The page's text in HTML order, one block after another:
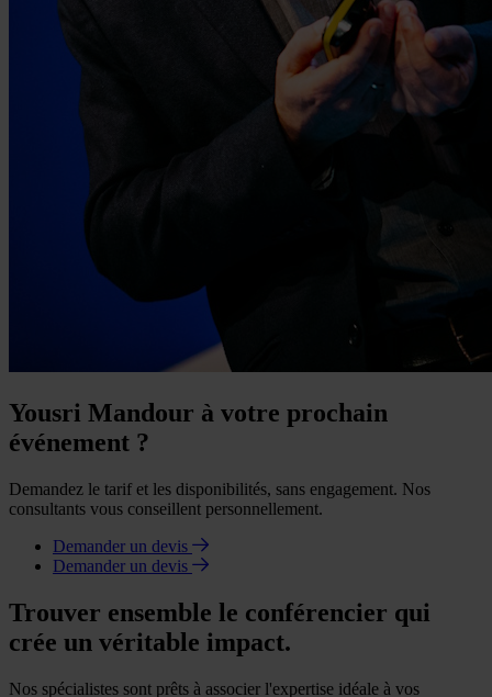
Yousri Mandour à votre prochain
événement ?
Demandez le tarif et les disponibilités, sans engagement. Nos
consultants vous conseillent personnellement.
Demander un devis
Demander un devis
Trouver ensemble le conférencier qui
crée un véritable impact.
Nos spécialistes sont prêts à associer l'expertise idéale à vos